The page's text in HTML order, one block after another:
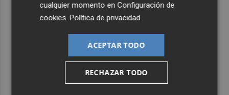
cualquier momento enConfiguración de
cookies.Política de privacidad
ACEPTAR TODO
RECHAZAR TODO